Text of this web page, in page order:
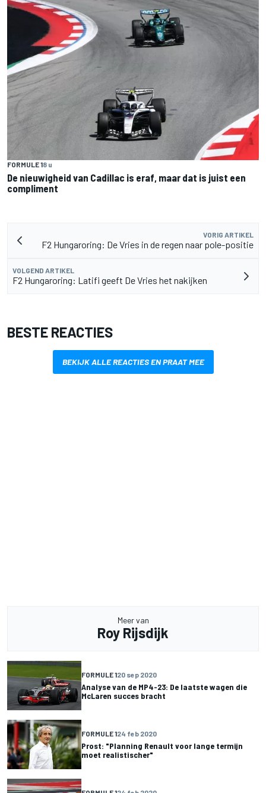
FORMULE 18 u
De nieuwigheid van Cadillac is eraf, maar dat is juist een
compliment
VORIG ARTIKEL
F2 Hungaroring: De Vries in de regen naar pole-positie
VOLGEND ARTIKEL
F2 Hungaroring: Latifi geeft De Vries het nakijken
BESTE REACTIES
BEKIJK ALLE REACTIES EN PRAAT MEE
Meer van
Roy Rijsdijk
FORMULE 120 sep 2020
Analyse van de MP4-23: De laatste wagen die
McLaren succes bracht
FORMULE 124 feb 2020
Prost: "Planning Renault voor lange termijn
moet realistischer"